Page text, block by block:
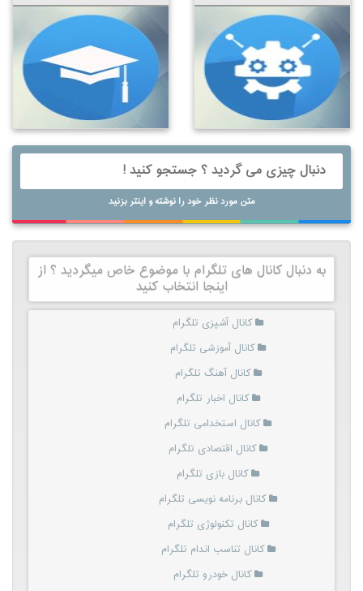
متن مورد نظر خود را نوشته و اینتر بزنید
به دنبال کانال های تلگرام با موضوع خاص میگردید ؟ از
اینجا انتخاب کنید
کانال آشپزی تلگرام
کانال آموزشی تلگرام
کانال آهنگ تلگرام
کانال اخبار تلگرام
کانال استخدامی تلگرام
کانال اقتصادی تلگرام
کانال بازی تلگرام
کانال برنامه نویسی تلگرام
کانال تکنولوژی تلگرام
کانال تناسب اندام تلگرام
کانال خودرو تلگرام